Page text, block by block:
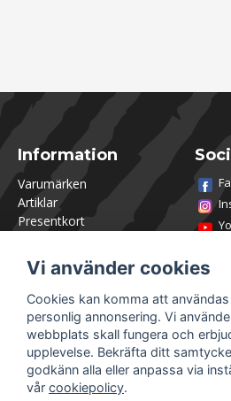
Information
Varumärken
Artiklar
Presentkort
Om Utklasad
Team Utklasad
Recensera och vinn
Öppettider Lagershop
Jobba hos oss
Returer
Villkor & Policy
Vi använder cookies
Cookies kan komma att
personlig annonsering. Vi
webbplats skall fungera och
upplevelse. Bekräfta ditt
godkänn alla eller anpassa via
vår cookiepolicy.